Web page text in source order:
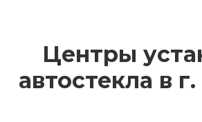
Центры
автостекла в г.